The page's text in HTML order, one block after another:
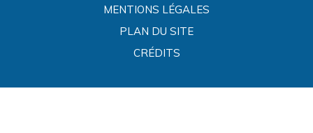
MENTIONS LÉGALES
PLAN DU SITE
CRÉDITS